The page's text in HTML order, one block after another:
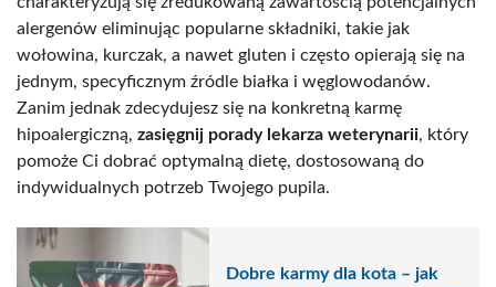
alergenów eliminując popularne składniki, takie jak
wołowina, kurczak, a nawet gluten i często opierają się na
jednym, specyficznym źródle białka i węglowodanów.
Zanim jednak zdecydujesz się na konkretną karmę
hipoalergiczną, zasięgnij porady lekarza weterynarii, który
pomoże Ci dobrać optymalną dietę, dostosowaną do
indywidualnych potrzeb Twojego pupila.
Dobre karmy dla kota – jak